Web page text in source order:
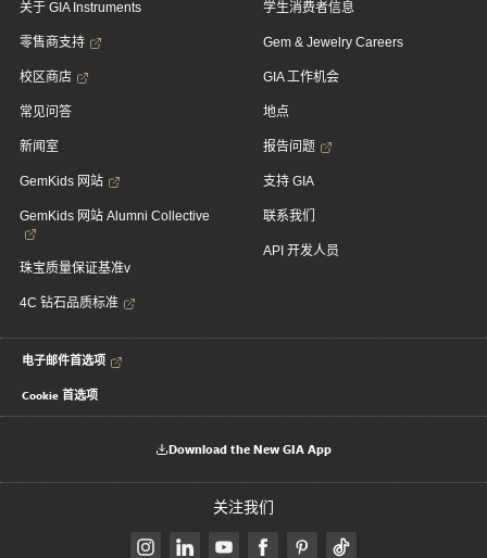
关于 GIA Instruments
零售商支持
校区商店
常见问答
新闻室
GemKids 网站
GemKids 网站 Alumni Collective
珠宝质量保证基准v
4C 钻石品质标准
学生消费者信息
Gem & Jewelry Careers
GIA 工作机会
地点
报告问题
支持 GIA
联系我们
API 开发人员
电子邮件首选项
Cookie 首选项
Download the New GIA App
关注我们